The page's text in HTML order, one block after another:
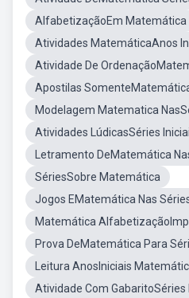
AlfabetizaçãoEm Matemática
Atividades MatemáticaAnos
Atividade De
Apostilas
Modelagem Matematica
Atividades LúdicasSéries
Letramento DeMatemática
SériesSobre Matemática
Jogos EMatemática Nas
Matemática
Prova DeMatemática Para
Leitura AnosIniciais
Atividade Com GabaritoSéries